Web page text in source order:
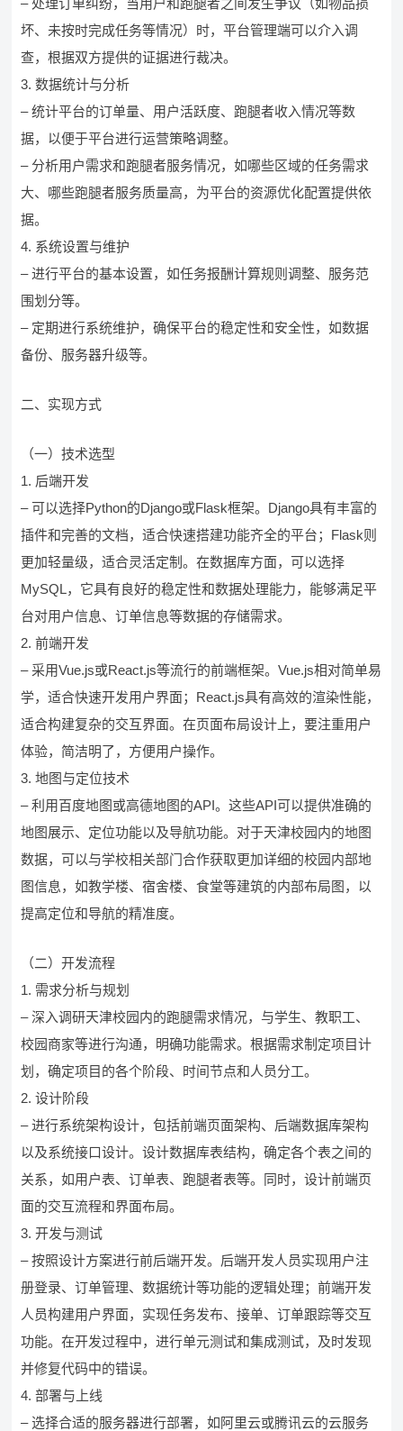
– 处理订单纠纷，当用户和跑腿者之间发生争议（如物品损
坏、未按时完成任务等情况）时，平台管理端可以介入调
查，根据双方提供的证据进行裁决。
3. 数据统计与分析
– 统计平台的订单量、用户活跃度、跑腿者收入情况等数
据，以便于平台进行运营策略调整。
– 分析用户需求和跑腿者服务情况，如哪些区域的任务需求
大、哪些跑腿者服务质量高，为平台的资源优化配置提供依
据。
4. 系统设置与维护
– 进行平台的基本设置，如任务报酬计算规则调整、服务范
围划分等。
– 定期进行系统维护，确保平台的稳定性和安全性，如数据
备份、服务器升级等。
二、实现方式
（一）技术选型
1. 后端开发
– 可以选择Python的Django或Flask框架。Django具有丰富的
插件和完善的文档，适合快速搭建功能齐全的平台；Flask则
更加轻量级，适合灵活定制。在数据库方面，可以选择
MySQL，它具有良好的稳定性和数据处理能力，能够满足平
台对用户信息、订单信息等数据的存储需求。
2. 前端开发
– 采用Vue.js或React.js等流行的前端框架。Vue.js相对简单易
学，适合快速开发用户界面；React.js具有高效的渲染性能，
适合构建复杂的交互界面。在页面布局设计上，要注重用户
体验，简洁明了，方便用户操作。
3. 地图与定位技术
– 利用百度地图或高德地图的API。这些API可以提供准确的
地图展示、定位功能以及导航功能。对于天津校园内的地图
数据，可以与学校相关部门合作获取更加详细的校园内部地
图信息，如教学楼、宿舍楼、食堂等建筑的内部布局图，以
提高定位和导航的精准度。
（二）开发流程
1. 需求分析与规划
– 深入调研天津校园内的跑腿需求情况，与学生、教职工、
校园商家等进行沟通，明确功能需求。根据需求制定项目计
划，确定项目的各个阶段、时间节点和人员分工。
2. 设计阶段
– 进行系统架构设计，包括前端页面架构、后端数据库架构
以及系统接口设计。设计数据库表结构，确定各个表之间的
关系，如用户表、订单表、跑腿者表等。同时，设计前端页
面的交互流程和界面布局。
3. 开发与测试
– 按照设计方案进行前后端开发。后端开发人员实现用户注
册登录、订单管理、数据统计等功能的逻辑处理；前端开发
人员构建用户界面，实现任务发布、接单、订单跟踪等交互
功能。在开发过程中，进行单元测试和集成测试，及时发现
并修复代码中的错误。
4. 部署与上线
– 选择合适的服务器进行部署，如阿里云或腾讯云的云服务